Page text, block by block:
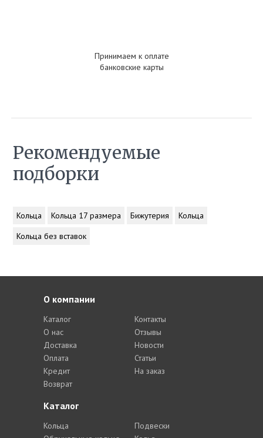
Принимаем к оплате
банковские карты
Рекомендуемые
подборки
Кольца Кольца 17 размера Бижутерия
Кольца
Кольца без вставок
Каталог
Кольца
Подвески
О компании
Каталог
О нас
Доставка
Оплата
Кредит
Возврат
Контакты
Отзывы
Новости
Статьи
На заказ